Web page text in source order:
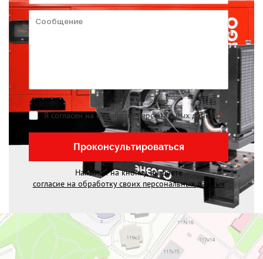
Я согласен на обработку персональных данных*
Проконсультироваться
Нажимая на кнопку, вы даете
согласие на обработку своих персональных данных